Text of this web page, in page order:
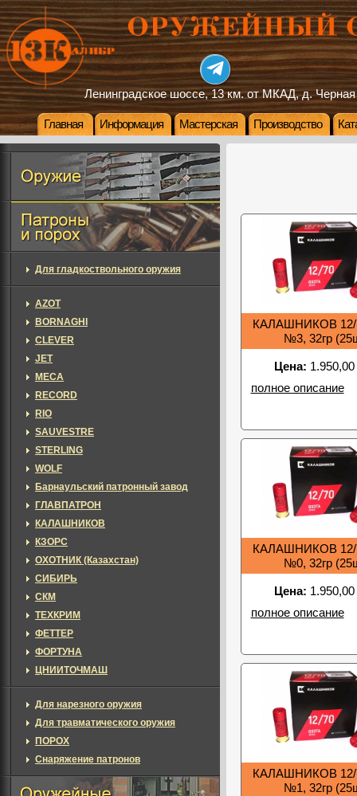
Ленинградское шоссе, 13 км. от МКАД, д. Черная
Главная Информация Мастерская Производство
КАЛАШНИКОВ
№3, 32гр
Цена:
полное описание
КАЛАШНИКОВ
№0, 32гр
Цена:
полное описание
КАЛАШНИКОВ
№1, 32гр
Для гладкоствольного оружия
AZOT
BORNAGHI
CLEVER
JET
MECA
RECORD
RIO
SAUVESTRE
STERLING
WOLF
Барнаульский патронный завод
ГЛАВПАТРОН
КАЛАШНИКОВ
КЗОРС
ОХОТНИК (Казахстан)
СИБИРЬ
СКМ
ТЕХКРИМ
ФЕТТЕР
ФОРТУНА
ЦНИИТОЧМАШ
Для нарезного оружия
Для травматического оружия
ПОРОХ
Снаряжение патронов